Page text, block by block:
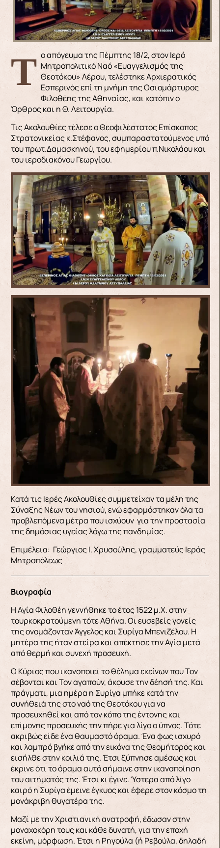
Το απόγευμα της Πέμπτης 18/2, στον Ιερό Μητροπολιτικό Ναό «Ευαγγελισμός της
Θεοτόκου» Λέρου, τελέστηκε Αρχιερατικός
Εσπερινός επί τη μνήμη της Οσιομάρτυρος
Φιλοθέης της Αθηναίας, και κατόπιν ο
Όρθρος και η Θ. Λειτουργία.
Τις Ακολουθίες τέλεσε ο Θεοφιλέστατος Επίσκοπος
Στρατονικείας κ.Στέφανος, συμπαραστατούμενος υπό
του πρωτ.Δαμασκηνού, του εφημερίου π.Νικολάου και
του ιεροδιακόνου Γεωργίου.
Κατά τις Ιερές Ακολουθίες συμμετείχαν τα μέλη της
Σύναξης Νέων του νησιού, ενώ εφαρμόστηκαν όλα τα
προβλεπόμενα μέτρα που ισχύουν για την προστασία
της δημόσιας υγείας λόγω της πανδημίας.
Επιμέλεια: Γεώργιος Ι. Χρυσούλης, γραμματεύς Ιεράς
Μητροπόλεως
Βιογραφία
Η Αγία Φιλοθέη γεννήθηκε το έτος 1522 μ.Χ. στην
τουρκοκρατούμενη τότε Αθήνα. Οι ευσεβείς γονείς
της ονομάζονταν Άγγελος και Συρίγα Μπενιζέλου. Η
μητέρα της ήταν στείρα και απέκτησε την Αγία μετά
από θερμή και συνεχή προσευχή.
Ο Κύριος που ικανοποιεί το θέλημα εκείνων που Τον
σέβονται και Τον αγαπούν, άκουσε την δέησή της. Και
πράγματι, μια ημέρα η Συρίγα μπήκε κατά την
συνήθειά της στο ναό της Θεοτόκου για να
προσευχηθεί και από τον κόπο της έντονης και
επίμονης προσευχής την πήρε για λίγο ο ύπνος. Τότε
ακριβώς είδε ένα θαυμαστό όραμα. Ένα φως ισχυρό
και λαμπρό βγήκε από την εικόνα της Θεομήτορος και
εισήλθε στην κοιλιά της. Έτσι ξύπνησε αμέσως και
έκρινε ότι το όραμα αυτό σήμαινε στην ικανοποίηση
του αιτήματός της. Έτσι κι έγινε. Ύστερα από λίγο
καιρό η Συρίγα έμεινε έγκυος και έφερε στον κόσμο τη
μονάκριβη θυγατέρα της.
Μαζί με την Χριστιανική ανατροφή, έδωσαν στην
μοναχοκόρη τους και κάθε δυνατή, για την εποχή
εκείνη, μόρφωση. Έτσι η Ρηγούλα (ή Ρεβούλα, δηλαδή